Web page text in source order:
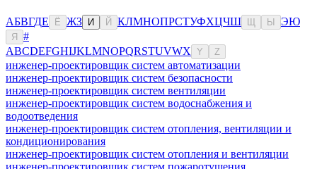
АБВГДЕ Ё ЖЗ И Й КЛМНОПРСТУФХЦЧШ Ы ЭЮ
Я
#
ABCDEFGHIJKLMNOPQRSTUVWX Y Z
инженер-проектировщик систем автоматизации
инженер-проектировщик систем безопасности
инженер-проектировщик систем вентиляции
инженер-проектировщик систем водоснабжения и
водоотведения
инженер-проектировщик систем отопления, вентиляции и
кондиционирования
инженер-проектировщик систем отопления и вентиляции
инженер-проектировщик систем пожаротушения